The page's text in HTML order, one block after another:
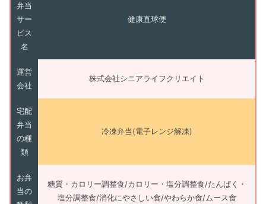
弁当
サー
ビス
名
健康直球便
運営
会社
株式会社シニアライフクリエイト
宅配
弁当
の種
類
冷凍弁当(電子レンジ解凍)
お弁
当の
糖質・カロリー調整食/カロリー・塩分調整食/たんぱく・
塩分調整食/消化にやさしい食/やわらか食/ムース食